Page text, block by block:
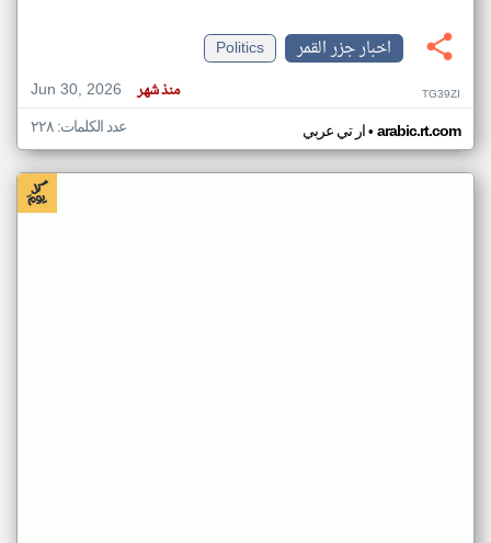
اخبار جزر القمر
Politics
Jun 30, 2026
منذ شهر TG39ZI
ار تي عربي• arabic.rt.com عدد الكلمات: ٢٢٨